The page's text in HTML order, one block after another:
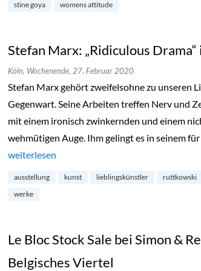
stine goya
womens attitude
Stefan Marx: „Ridiculous
Köln, Wochenende, 27. Februar 2020
Stefan Marx gehört zweifelsohne zu unseren
Gegenwart. Seine Arbeiten treffen Nerv und
mit einem ironisch zwinkernden und einem
wehmütigen Auge. Ihm gelingt es in seinem
„Stefan Marx: „Ridiculous Drama“ im
weiterlesen
ausstellung kunst lieblingskünstler ruttkowski
werke
Le Bloc Stock Sale bei Simon &
Belgisches Viertel